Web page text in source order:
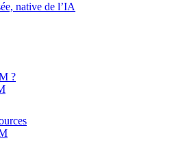
native de l’IA
?